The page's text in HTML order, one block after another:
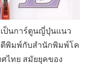
เป็นการ์ตูนญี่ปุ่นแนว
ตีพิมพ์กับสำนักพิมพ์โค
ไทย สมัยยุคของ